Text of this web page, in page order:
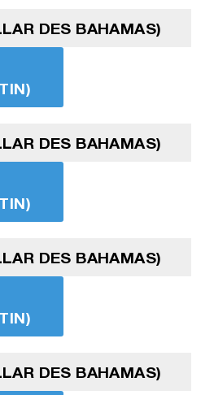
DES BAHAMAS)
DES BAHAMAS)
DES BAHAMAS)
DES BAHAMAS)